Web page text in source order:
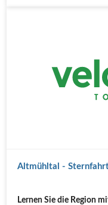
Altmühltal -
Lernen Sie die Region